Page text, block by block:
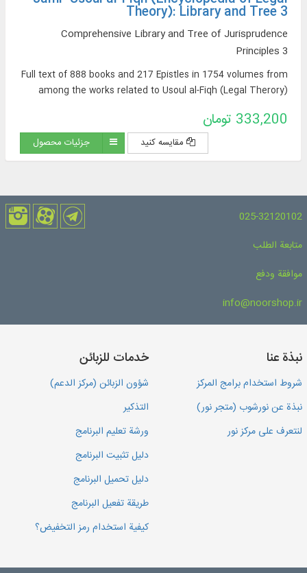
Theory): Library and Tree 3
Comprehensive Library and Tree of Jurisprudence
Principles 3
Full text of 888 books and 217 Epistles in 1754 volumes from
among the works related to Usoul al-Fiqh (Legal Therory)
333,200 تومان
مقایسه کنید جزئیات محصول
025-32120102
متابعة الطلب
موافقة ودفع
info@noorshop.ir
نبذة عنا
شروط استخدام برامج المركز
نبذة عن نورشوب (متجر نور)
لنتعرف على مركز نور
خدمات للزبائن
شؤون الزبائن (مركز الدعم)
التذكير
ورشة تعليم البرنامج
دليل تثبيت البرنامج
دليل تحميل البرنامج
طريقة تفعيل البرنامج
كيفية استخدام رمز التخفيض؟